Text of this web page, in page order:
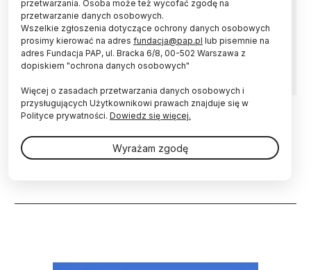
utrzymać pożądaną wagę niż diety
niskowęglowodanowe składające się głównie z
białek i tłuszczów zwierzęcych oraz
rafinowanych węglowodanów.
Dieta niskowęglowodanowa może
mieć związek z zaburzeniami rytmu
przetwarzania. Osoba może też wycofać zgodę na
przetwarzanie danych osobowych.
Wszelkie zgłoszenia dotyczące ochrony danych osobowych
prosimy kierować na adres fundacja@pap.pl lub pisemnie na
adres Fundacja PAP, ul. Bracka 6/8, 00-502 Warszawa z
dopiskiem "ochrona danych osobowych"
Więcej o zasadach przetwarzania danych osobowych i
przysługujących Użytkownikowi prawach znajduje się w
Polityce prywatności. Dowiedz się więcej.
Wyrażam zgodę